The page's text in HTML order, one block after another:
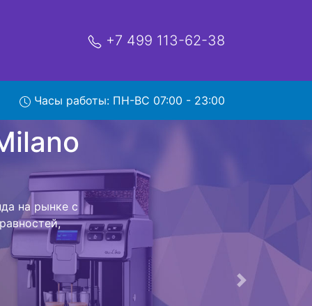
+7 499 113-62-38
Часы работы: ПН-ВС 07:00 - 23:00
6 220600 с
привезем
Следующая